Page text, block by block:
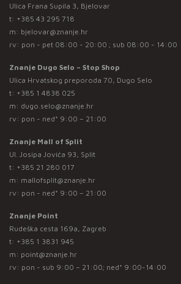
Ulica Frana Supila 3, Bjelovar
t: +385 43 295 718
m: bjelovar@znanje.hr
rv: pon - pet 08:00 - 20:00 ; sub 08:00 - 14:00
Znanje Dugo Selo – Stop Shop
Ulica Hrvatskog preporoda 70, Dugo Selo
t: +385 1 4838 025
m: dugo.selo@znanje.hr
rv: pon - ned* 9:00 – 21:00
Znanje Mall of Split
Ul. Josipa Jovića 93, Split
t: +385 21 280 017
m: mallofsplit@znanje.hr
rv: pon - ned* 9:00 – 21:00
Znanje Point
Rudeška cesta 169a, Zagreb
t: +385 1 3831 945
m: point@znanje.hr
rv: pon - sub 9:00 – 21:00; ned* 9:00-14:00